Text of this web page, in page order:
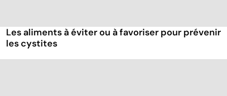
Les aliments à éviter ou à favoriser pour prévenir
les cystites